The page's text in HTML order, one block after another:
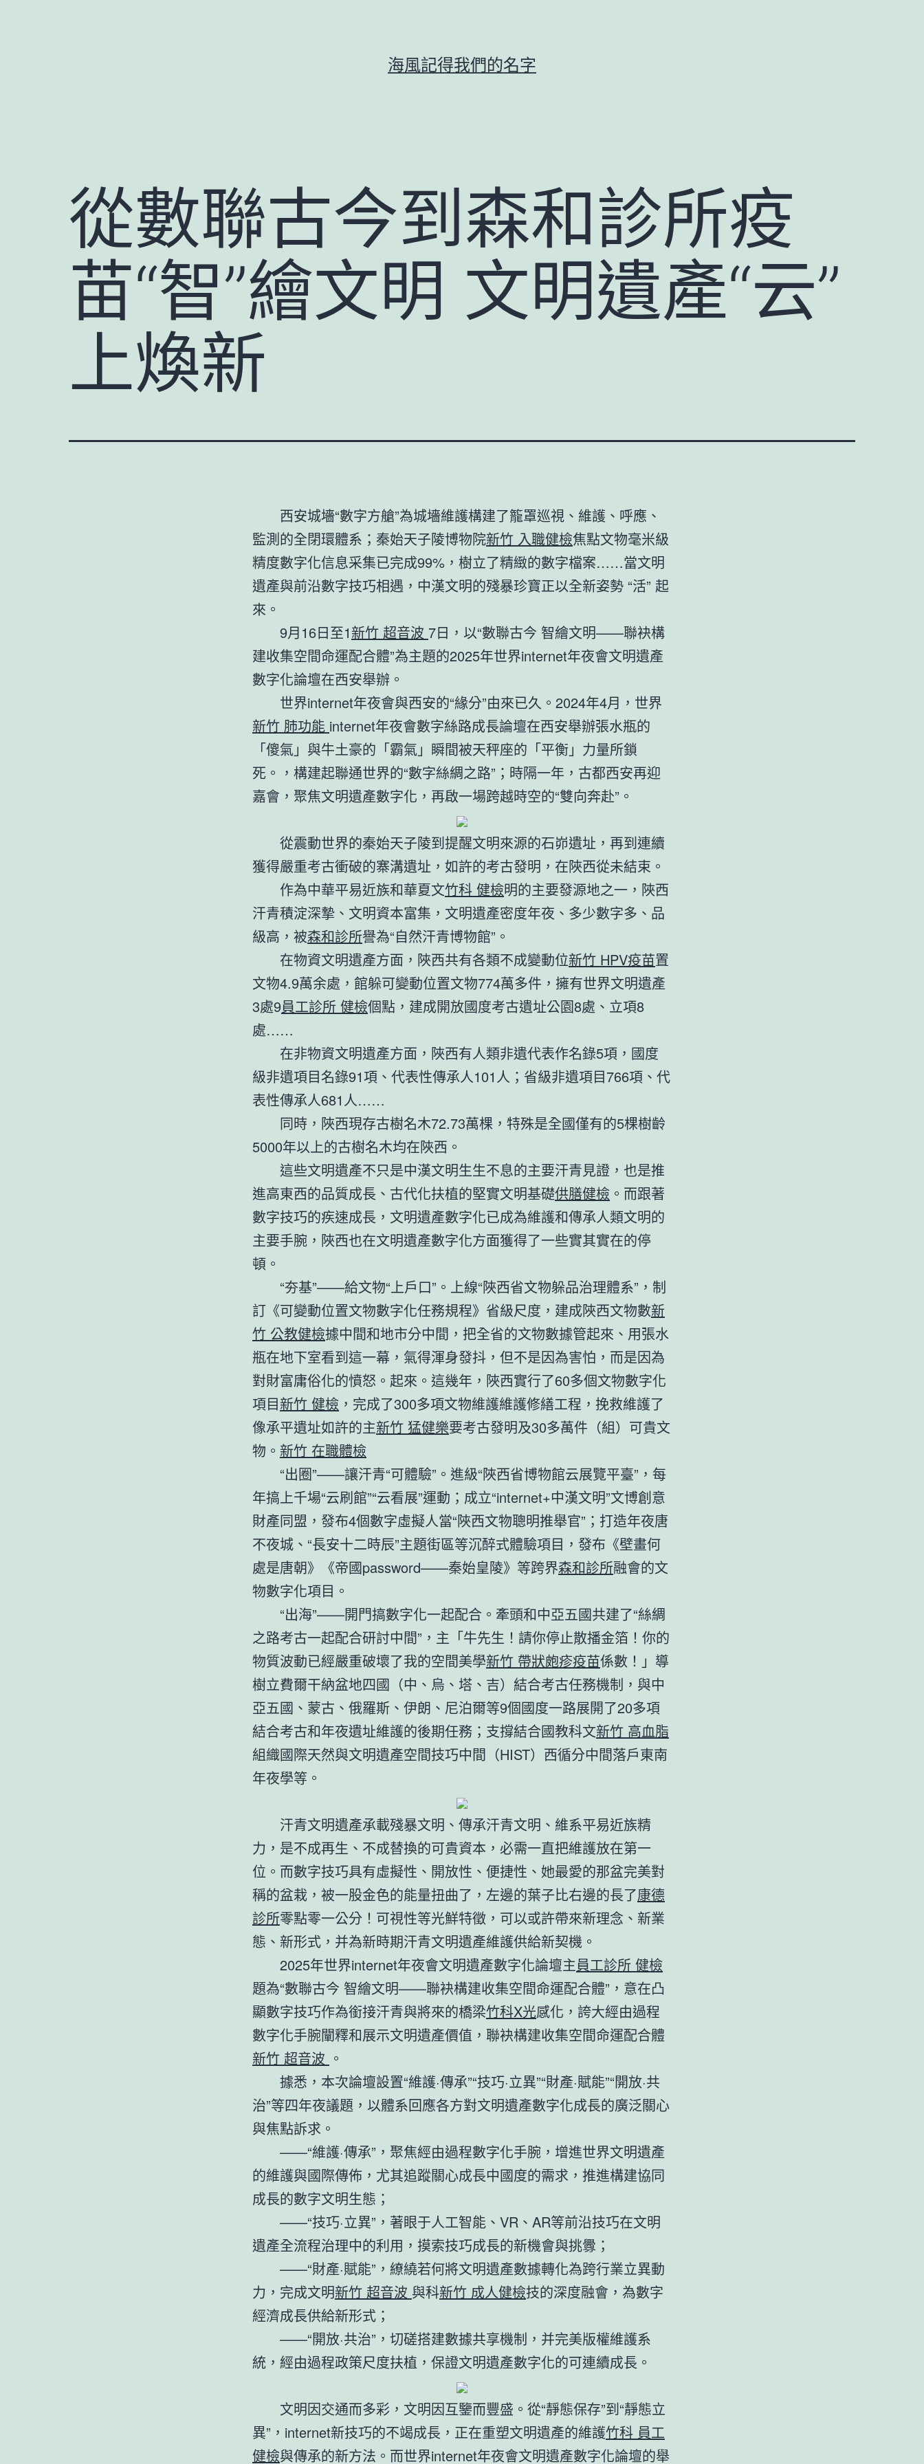
海風記得我們的名字
從數聯古今到森和診所疫
苗“智”繪文明 文明遺產“云”
上煥新
西安城墻“數字方艙”為城墻維護構建了籠罩巡視、維護、呼應、
監測的全閉環體系；秦始天子陵博物院新竹 入職健檢焦點文物毫米級
精度數字化信息采集已完成99%，樹立了精緻的數字檔案……當文明
遺產與前沿數字技巧相遇，中漢文明的殘暴珍寶正以全新姿勢 “活” 起
來。
9月16日至1新竹 超音波 7日，以“數聯古今 智繪文明——聯袂構
建收集空間命運配合體”為主題的2025年世界internet年夜會文明遺產
數字化論壇在西安舉辦。
世界internet年夜會與西安的“緣分”由來已久。2024年4月，世界
新竹 肺功能 internet年夜會數字絲路成長論壇在西安舉辦張水瓶的
「傻氣」與牛土豪的「霸氣」瞬間被天秤座的「平衡」力量所鎖
死。，構建起聯通世界的“數字絲綢之路”；時隔一年，古都西安再迎
嘉會，聚焦文明遺產數字化，再啟一場跨越時空的“雙向奔赴”。
從震動世界的秦始天子陵到提醒文明來源的石峁遺址，再到連續
獲得嚴重考古衝破的寨溝遺址，如許的考古發明，在陜西從未結束。
作為中華平易近族和華夏文竹科 健檢明的主要發源地之一，陜西
汗青積淀深摯、文明資本富集，文明遺產密度年夜、多少數字多、品
級高，被森和診所譽為“自然汗青博物館”。
在物資文明遺產方面，陜西共有各類不成變動位新竹 HPV疫苗置
文物4.9萬余處，館躲可變動位置文物774萬多件，擁有世界文明遺產
3處9員工診所 健檢個點，建成開放國度考古遺址公園8處、立項8
處……
在非物資文明遺產方面，陜西有人類非遺代表作名錄5項，國度
級非遺項目名錄91項、代表性傳承人101人；省級非遺項目766項、代
表性傳承人681人……
同時，陜西現存古樹名木72.73萬棵，特殊是全國僅有的5棵樹齡
5000年以上的古樹名木均在陜西。
這些文明遺產不只是中漢文明生生不息的主要汗青見證，也是推
進高東西的品質成長、古代化扶植的堅實文明基礎供膳健檢 。而跟著
數字技巧的疾速成長，文明遺產數字化已成為維護和傳承人類文明的
主要手腕，陜西也在文明遺產數字化方面獲得了一些實其實在的停
頓。
“夯基”——給文物“上戶口”。上線“陜西省文物躲品治理體系”，制
訂《可變動位置文物數字化任務規程》省級尺度，建成陜西文物數新
竹 公教健檢據中間和地市分中間，把全省的文物數據管起來、用張水
瓶在地下室看到這一幕，氣得渾身發抖，但不是因為害怕，而是因為
對財富庸俗化的憤怒。起來。這幾年，陜西實行了60多個文物數字化
項目新竹 健檢 ，完成了300多項文物維護維護修繕工程，挽救維護了
像承平遺址如許的主新竹 猛健樂要考古發明及30多萬件（組）可貴文
物。 新竹 在職體檢
“出圈”——讓汗青“可體驗”。進級“陜西省博物館云展覽平臺”，每
年搞上千場“云刷館”“云看展”運動；成立“internet+中漢文明”文博創意
財產同盟，發布4個數字虛擬人當“陜西文物聰明推舉官”；打造年夜唐
不夜城、“長安十二時辰”主題街區等沉醉式體驗項目，發布《壁畫何
處是唐朝》《帝國password——秦始皇陵》等跨界森和診所融會的文
物數字化項目。
“出海”——開門搞數字化一起配合。牽頭和中亞五國共建了“絲綢
之路考古一起配合研討中間”，主「牛先生！請你停止散播金箔！你的
物質波動已經嚴重破壞了我的空間美學新竹 帶狀皰疹疫苗係數！」導
樹立費爾干納盆地四國（中、烏、塔、吉）結合考古任務機制，與中
亞五國、蒙古、俄羅斯、伊朗、尼泊爾等9個國度一路展開了20多項
結合考古和年夜遺址維護的後期任務；支撐結合國教科文新竹 高血脂
組織國際天然與文明遺產空間技巧中間（HIST）西循分中間落戶東南
年夜學等。
汗青文明遺產承載殘暴文明、傳承汗青文明、維系平易近族精
力，是不成再生、不成替換的可貴資本，必需一直把維護放在第一
位。而數字技巧具有虛擬性、開放性、便捷性、她最愛的那盆完美對
稱的盆栽，被一股金色的能量扭曲了，左邊的葉子比右邊的長了康德
診所零點零一公分！可視性等光鮮特徵，可以或許帶來新理念、新業
態、新形式，并為新時期汗青文明遺產維護供給新契機。
2025年世界internet年夜會文明遺產數字化論壇主員工診所 健檢
題為“數聯古今 智繪文明——聯袂構建收集空間命運配合體”，意在凸
顯數字技巧作為銜接汗青與將來的橋梁竹科X光感化，誇大經由過程
數字化手腕闡釋和展示文明遺產價值，聯袂構建收集空間命運配合體
新竹 超音波 。
據悉，本次論壇設置“維護·傳承”“技巧·立異”“財產·賦能”“開放·共
治”等四年夜議題，以體系回應各方對文明遺產數字化成長的廣泛關心
與焦點訴求。
——“維護·傳承”，聚焦經由過程數字化手腕，增進世界文明遺產
的維護與國際傳佈，尤其追蹤關心成長中國度的需求，推進構建協同
成長的數字文明生態；
——“技巧·立異”，著眼于人工智能、VR、AR等前沿技巧在文明
遺產全流程治理中的利用，摸索技巧成長的新機會與挑釁；
——“財產·賦能”，繚繞若何將文明遺產數據轉化為跨行業立異動
力，完成文明新竹 超音波 與科新竹 成人健檢技的深度融會，為數字
經濟成長供給新形式；
——“開放·共治”，切磋搭建數據共享機制，并完美版權維護系
統，經由過程政策尺度扶植，保證文明遺產數字化的可連續成長。
文明因交通而多彩，文明因互鑒而豐盛。從“靜態保存”到“靜態立
異”，internet新技巧的不竭成長，正在重塑文明遺產的維護竹科 員工
健檢與傳承的新方法。而世界internet年夜會文明遺產數字化論壇的舉